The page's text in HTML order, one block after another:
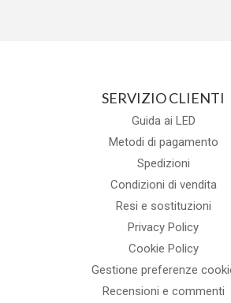
SERVIZIO CLIENTI
Guida ai LED
Metodi di pagamento
Spedizioni
Condizioni di vendita
Resi e sostituzioni
Privacy Policy
Cookie Policy
Gestione preferenze
Recensioni e commenti